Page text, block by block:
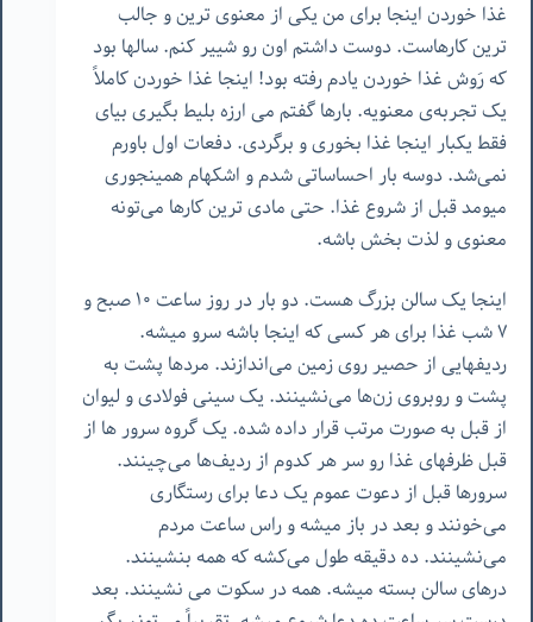
غذا خوردن اینجا برای من یکی از معنوی ترین و جالب
ترین کارهاست. دوست داشتم اون رو شییر کنم. سالها بود
که رَوش غذا خوردن یادم رفته بود! اینجا غذا خوردن کاملاً
یک تجربه‌ی معنویه. بارها گفتم می ارزه بلیط بگیری بیای
فقط یکبار اینجا غذا بخوری و برگردی. دفعات اول باورم
نمی‌شد. دوسه بار احساساتی شدم و اشکهام همینجوری
میومد قبل از شروع غذا. حتی مادی ترین کارها می‌تونه
معنوی و لذت بخش باشه.
اینجا یک سالن بزرگ هست. دو بار در روز ساعت ١٠ صبح و
٧ شب غذا برای هر کسی که اینجا باشه سرو میشه.
ردیفهایی از حصیر روی زمین می‌اندازند. مردها پشت به
پشت و روبروی زن‌ها می‌نشینند. یک سینی فولادی و لیوان
از قبل به صورت مرتب قرار داده شده. یک گروه سرور ها از
قبل ظرفهای غذا رو سر هر کدوم از ردیف‌ها می‌چینند.
سرورها قبل از دعوت عموم یک دعا برای رستگاری
می‌خونند و بعد در باز میشه و راس ساعت مردم
می‌نشینند. ده دقیقه طول می‌کشه که همه بنشینند.
درهای سالن بسته میشه. همه در سکوت می نشینند. بعد